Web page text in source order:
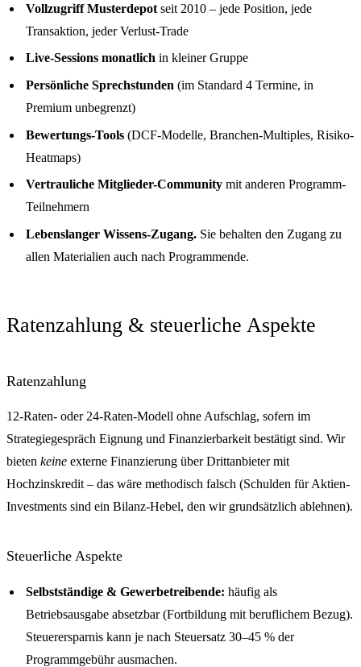
Vollzugriff Musterdepot seit 2010 – jede Position, jede
Transaktion, jeder Verlust-Trade
Live-Sessions monatlich in kleiner Gruppe
Persönliche Sprechstunden (im Standard 4 Termine, in
Premium unbegrenzt)
Bewertungs-Tools (DCF-Modelle, Branchen-Multiples, Risiko-
Heatmaps)
Vertrauliche Mitglieder-Community mit anderen Programm-
Teilnehmern
Lebenslanger Wissens-Zugang. Sie behalten den Zugang zu
allen Materialien auch nach Programmende.
Ratenzahlung & steuerliche Aspekte
Ratenzahlung
12-Raten- oder 24-Raten-Modell ohne Aufschlag, sofern im
Strategiegespräch Eignung und Finanzierbarkeit bestätigt sind. Wir
bieten keine externe Finanzierung über Drittanbieter mit
Hochzinskredit – das wäre methodisch falsch (Schulden für Aktien-
Investments sind ein Bilanz-Hebel, den wir grundsätzlich ablehnen).
Steuerliche Aspekte
Selbstständige & Gewerbetreibende: häufig als
Betriebsausgabe absetzbar (Fortbildung mit beruflichem Bezug).
Steuerersparnis kann je nach Steuersatz 30–45 % der
Programmgebühr ausmachen.